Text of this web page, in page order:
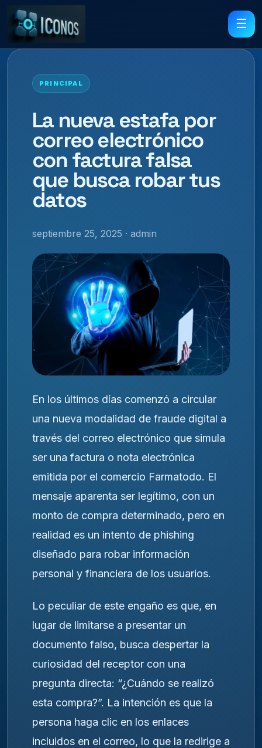
☰
PRINCIPAL
La nueva estafa por
correo electrónico
con factura falsa
que busca robar tus
datos
septiembre 25, 2025 · admin
En los últimos días comenzó a circular
una nueva modalidad de fraude digital a
través del correo electrónico que simula
ser una factura o nota electrónica
emitida por el comercio Farmatodo. El
mensaje aparenta ser legítimo, con un
monto de compra determinado, pero en
realidad es un intento de phishing
diseñado para robar información
personal y financiera de los usuarios.
Lo peculiar de este engaño es que, en
lugar de limitarse a presentar un
documento falso, busca despertar la
curiosidad del receptor con una
pregunta directa: “¿Cuándo se realizó
esta compra?”. La intención es que la
persona haga clic en los enlaces
incluidos en el correo, lo que la redirige a